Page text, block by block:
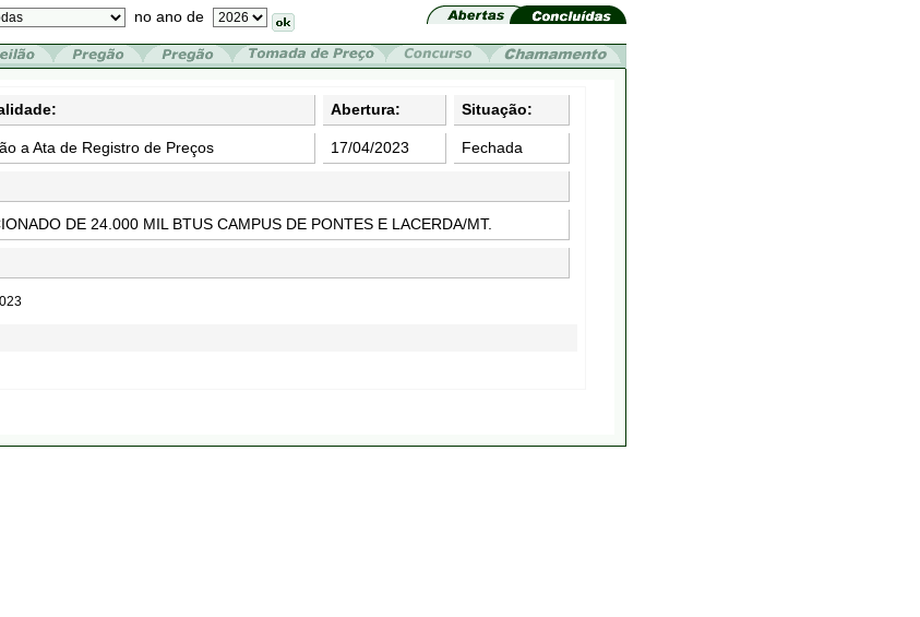
no ano de
Abertura: Situação:
a Ata de Registro de Preços 17/04/2023 Fechada
DE 24.000 MIL BTUS CAMPUS DE PONTES E LACERDA/MT.